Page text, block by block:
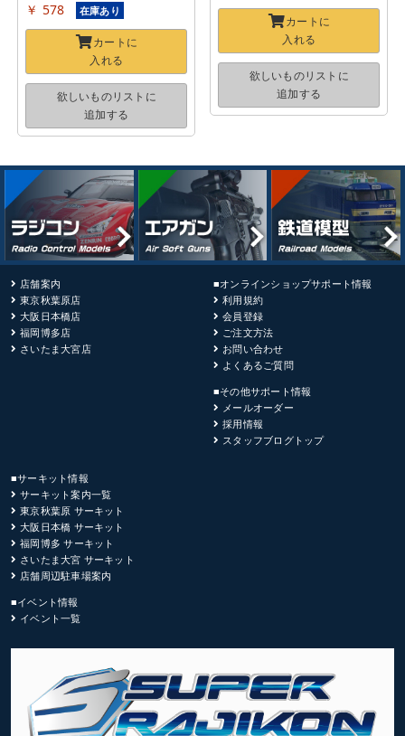
￥ 578 在庫あり
カートに
入れる
欲しいものリストに
追加する
カートに
入れる
欲しいものリストに
追加する
店舗案内
東京秋葉原店
大阪日本橋店
福岡博多店
さいたま大宮店
■オンラインショップサポート情報
利用規約
会員登録
ご注文方法
お問い合わせ
よくあるご質問
■その他サポート情報
メールオーダー
採用情報
スタッフブログトップ
■サーキット情報
サーキット案内一覧
東京秋葉原 サーキット
大阪日本橋 サーキット
福岡博多 サーキット
さいたま大宮 サーキット
店舗周辺駐車場案内
■イベント情報
イベント一覧